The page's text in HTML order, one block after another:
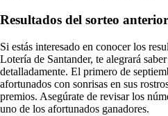
Resultados del sorteo anterior
Si estás interesado en conocer los
Lotería de Santander, te alegrará
detalladamente. El primero de
afortunados con sonrisas en sus
premios. Asegúrate de revisar los
uno de los afortunados ganadores.